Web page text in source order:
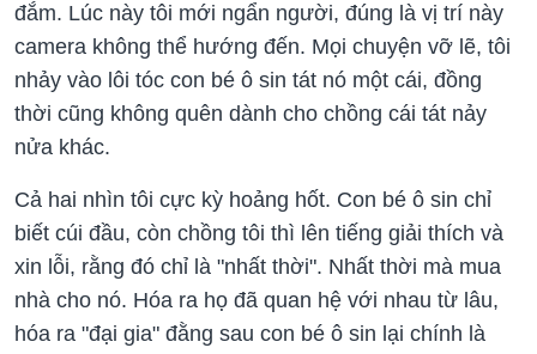
đắm. Lúc này tôi mới ngẩn người, đúng là vị trí này
camera không thể hướng đến. Mọi chuyện vỡ lẽ, tôi
nhảy vào lôi tóc con bé ô sin tát nó một cái, đồng
thời cũng không quên dành cho chồng cái tát nảy
nửa khác.
Cả hai nhìn tôi cực kỳ hoảng hốt. Con bé ô sin chỉ
biết cúi đầu, còn chồng tôi thì lên tiếng giải thích và
xin lỗi, rằng đó chỉ là "nhất thời". Nhất thời mà mua
nhà cho nó. Hóa ra họ đã quan hệ với nhau từ lâu,
hóa ra "đại gia" đằng sau con bé ô sin lại chính là